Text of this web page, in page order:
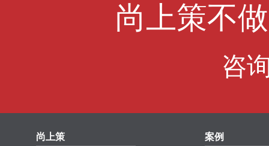
尚上策不
咨
尚上策 案例